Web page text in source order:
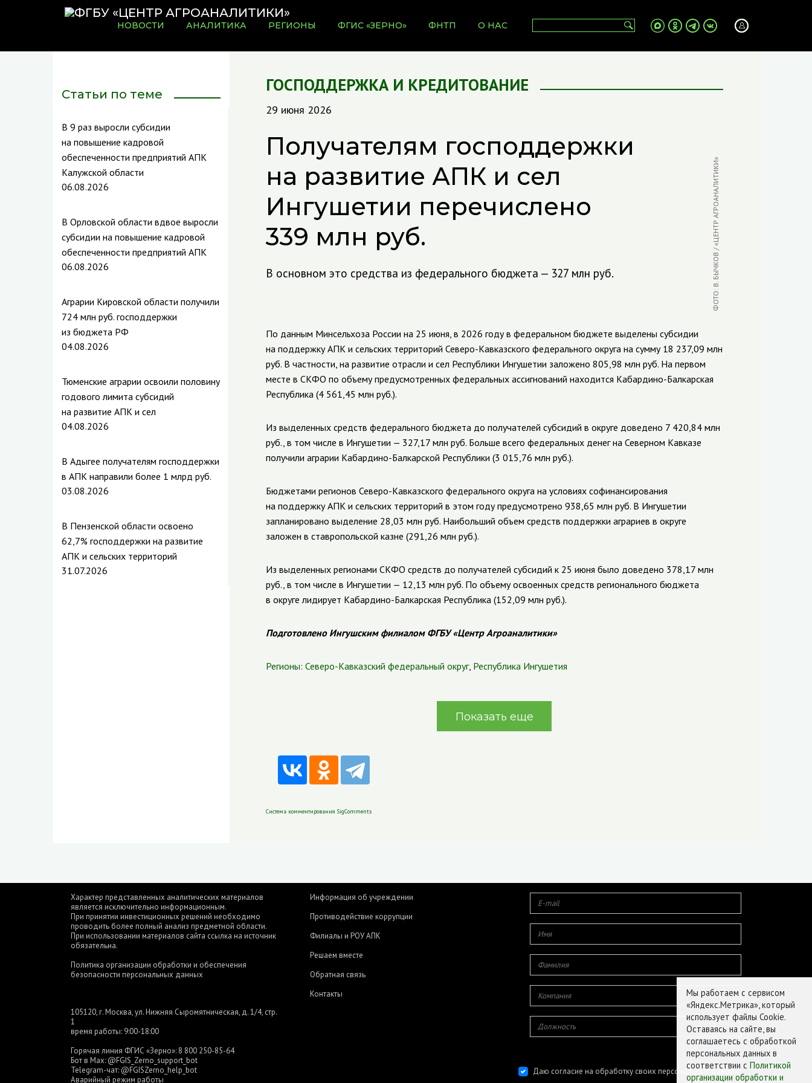
НОВОСТИ АНАЛИТИКА РЕГИОНЫ ФГИС «ЗЕРНО» ФНТП О НАС
Статьи по теме
В 9 раз выросли субсидии
на повышение кадровой
обеспеченности предприятий АПК
Калужской области
06.08.2026
В Орловской области вдвое выросли
субсидии на повышение кадровой
обеспеченности предприятий АПК
06.08.2026
Аграрии Кировской области получили
724 млн руб. господдержки
из бюджета РФ
04.08.2026
Тюменские аграрии освоили половину
годового лимита субсидий
на развитие АПК и сел
04.08.2026
В Адыгее получателям господдержки
в АПК направили более 1 млрд руб.
03.08.2026
В Пензенской области освоено
62,7% господдержки на развитие
АПК и сельских территорий
31.07.2026
ГОСПОДДЕРЖКА И КРЕДИТОВАНИЕ
29 июня 2026
Получателям господдержки
на развитие АПК и сел
Ингушетии перечислено
339 млн руб.
В основном это средства из федерального бюджета — 327 млн руб. ФОТО: В. БЫЧКОВ / «ЦЕНТР АГРОАНАЛИТИКИ»
По данным Минсельхоза России на 25 июня, в 2026 году в федеральном бюджете выделены субсидии
на поддержку АПК и сельских территорий Северо-Кавказского федерального округа на сумму 18 237,09 млн
руб. В частности, на развитие отрасли и сел Республики Ингушетии заложено 805,98 млн руб. На первом
месте в СКФО по объему предусмотренных федеральных ассигнований находится Кабардино-Балкарская
Республика (4 561,45 млн руб.).
Из выделенных средств федерального бюджета до получателей субсидий в округе доведено 7 420,84 млн
руб., в том числе в Ингушетии — 327,17 млн руб. Больше всего федеральных денег на Северном Кавказе
получили аграрии Кабардино-Балкарской Республики (3 015,76 млн руб.).
Бюджетами регионов Северо-Кавказского федерального округа на условиях софинансирования
на поддержку АПК и сельских территорий в этом году предусмотрено 938,65 млн руб. В Ингушетии
запланировано выделение 28,03 млн руб. Наибольший объем средств поддержки аграриев в округе
заложен в ставропольской казне (291,26 млн руб.).
Из выделенных регионами СКФО средств до получателей субсидий к 25 июня было доведено 378,17 млн
руб., в том числе в Ингушетии — 12,13 млн руб. По объему освоенных средств регионального бюджета
в округе лидирует Кабардино-Балкарская Республика (152,09 млн руб.).
Подготовлено Ингушским филиалом ФГБУ «Центр Агроаналитики»
Регионы: Северо-Кавказский федеральный округ, Республика Ингушетия
Показать еще
Система комментирования SigComments
Характер представленных аналитических материалов
является исключительно информационным.
При принятии инвестиционных решений необходимо
проводить более полный анализ предметной области.
При использовании материалов сайта ссылка на источник
обязательна.
Политика организации обработки и обеспечения
безопасности персональных данных
105120, г. Москва, ул. Нижняя Сыромятническая, д. 1/4, стр.
1
время работы: 9:00-18:00
Горячая линия ФГИС «Зерно»: 8 800 250-85-64
Бот в Max: @FGIS_Zerno_support_bot
Telegram-чат: @FGISZerno_help_bot
Аварийный режим работы
Информация об учреждении
Противодействие коррупции
Филиалы и РОУ АПК
Решаем вместе
Обратная связь
Контакты
Даю согласие на обработку своих персональных данных
Мы работаем с сервисом
«Яндекс.Метрика», который
использует файлы Cookie.
Оставаясь на сайте, вы
соглашаетесь с обработкой
персональных данных в
соответствии с Политикой
организации обработки и